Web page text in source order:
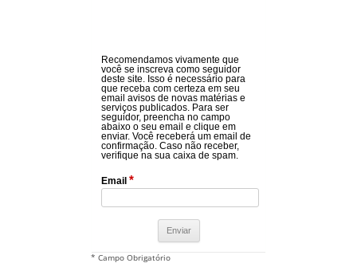
Recomendamos vivamente que
você se inscreva como seguidor
deste site. Isso é necessário para
que receba com certeza em seu
email avisos de novas matérias e
serviços publicados. Para ser
seguidor, preencha no campo
abaixo o seu email e clique em
enviar. Você receberá um email de
confirmação. Caso não receber,
verifique na sua caixa de spam.
Email *
* Campo Obrigatório